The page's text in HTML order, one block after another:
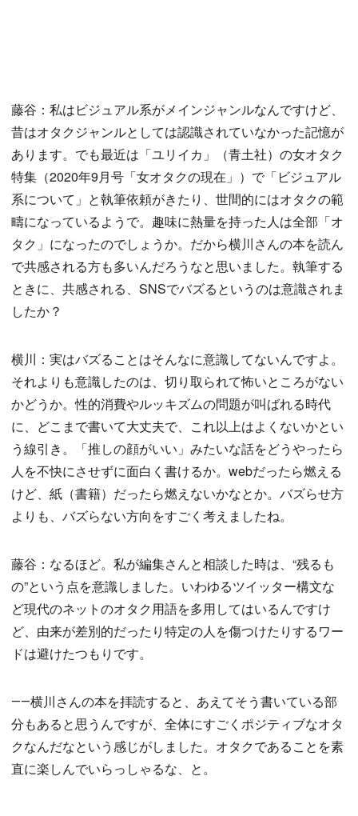
藤谷：私はビジュアル系がメインジャンルなんですけど、
昔はオタクジャンルとしては認識されていなかった記憶が
あります。でも最近は「ユリイカ」（青土社）の女オタク
特集（2020年9月号「女オタクの現在」）で「ビジュアル
系について」と執筆依頼がきたり、世間的にはオタクの範
疇になっているようで。趣味に熱量を持った人は全部「オ
タク」になったのでしょうか。だから横川さんの本を読ん
で共感される方も多いんだろうなと思いました。執筆する
ときに、共感される、SNSでバズるというのは意識されま
したか？
横川：実はバズることはそんなに意識してないんですよ。
それよりも意識したのは、切り取られて怖いところがない
かどうか。性的消費やルッキズムの問題が叫ばれる時代
に、どこまで書いて大丈夫で、これ以上はよくないかとい
う線引き。「推しの顔がいい」みたいな話をどうやったら
人を不快にさせずに面白く書けるか。webだったら燃える
けど、紙（書籍）だったら燃えないかなとか。バズらせ方
よりも、バズらない方向をすごく考えましたね。
藤谷：なるほど。私が編集さんと相談した時は、“残るも
の”という点を意識しました。いわゆるツイッター構文な
ど現代のネットのオタク用語を多用してはいるんですけ
ど、由来が差別的だったり特定の人を傷つけたりするワー
ドは避けたつもりです。
――横川さんの本を拝読すると、あえてそう書いている部
分もあると思うんですが、全体にすごくポジティブなオタ
クなんだなという感じがしました。オタクであることを素
直に楽しんでいらっしゃるな、と。